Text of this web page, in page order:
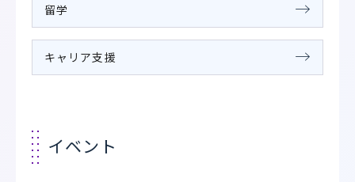
留学
キャリア支援
イベント